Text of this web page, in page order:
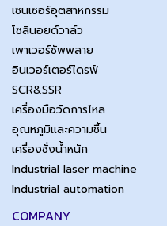
เซนเซอร์อุตสาหกรรม
โซลินอยด์วาล์ว
เพาเวอร์ซัพพลาย
อินเวอร์เตอร์ไดรฟ์
SCR&SSR
เครื่องมือวัดการไหล
อุณหภูมิและความชื้น
เครื่องชั่งน้ำหนัก
Industrial laser machine
Industrial automation
COMPANY